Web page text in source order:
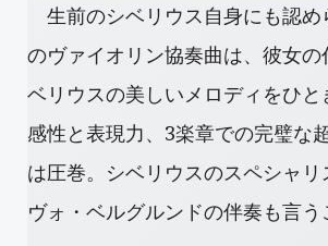
生前のシベリウス自身にも認め
のヴァイオリン協奏曲は、彼女
ベリウスの美しいメロディをひと
感性と表現力、3楽章での完璧な
は圧巻。シベリウスのスペシャ
ヴォ・ベルグルンドの伴奏も言う